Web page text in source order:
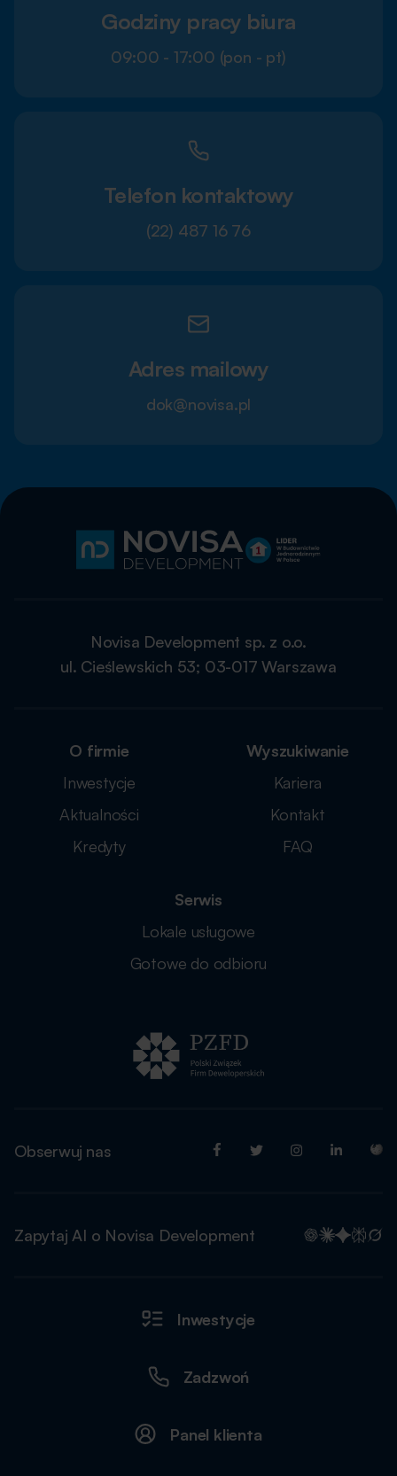
Godziny pracy biura
09:00 - 17:00 (pon - pt)
Telefon kontaktowy
(22) 487 16 76
Adres mailowy
dok@novisa.pl
Novisa Development sp. z o.o.
ul. Cieślewskich 53; 03-017 Warszawa
O firmie
Inwestycje
Aktualności
Kredyty
Wyszukiwanie
Kariera
Kontakt
FAQ
Serwis
Lokale usługowe
Gotowe do odbioru
Obserwuj nas
Zapytaj AI o Novisa Development
Inwestycje
Zadzwoń
Panel klienta